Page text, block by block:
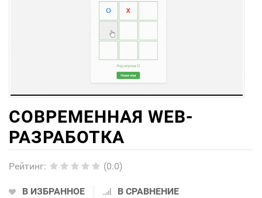
СОВРЕМЕННАЯ WEB-
РАЗРАБОТКА
Рейтинг: (0.0)
В ИЗБРАННОЕ В СРАВНЕНИЕ